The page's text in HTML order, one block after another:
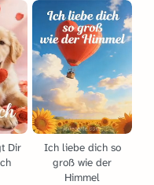
Dir
Ich liebe dich so
groß wie der
Himmel